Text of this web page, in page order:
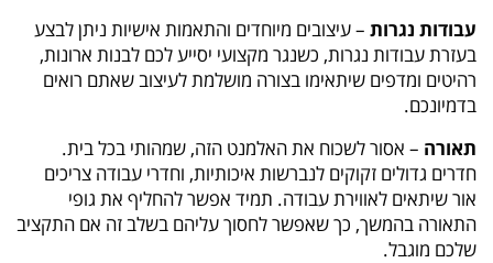
עבודות נגרות – עיצובים מיוחדים והתאמות אישיות ניתן לבצע
בעזרת עבודות נגרות, כשנגר מקצועי יסייע לכם לבנות ארונות,
רהיטים ומדפים שיתאימו בצורה מושלמת לעיצוב שאתם רואים
בדמיונכם.
תאורה – אסור לשכוח את האלמנט הזה, שמהותי בכל בית.
חדרים גדולים זקוקים לנברשות איכותיות, וחדרי עבודה צריכים
אור שיתאים לאווירת עבודה. תמיד אפשר להחליף את גופי
התאורה בהמשך, כך שאפשר לחסוך עליהם בשלב זה אם התקציב
שלכם מוגבל.